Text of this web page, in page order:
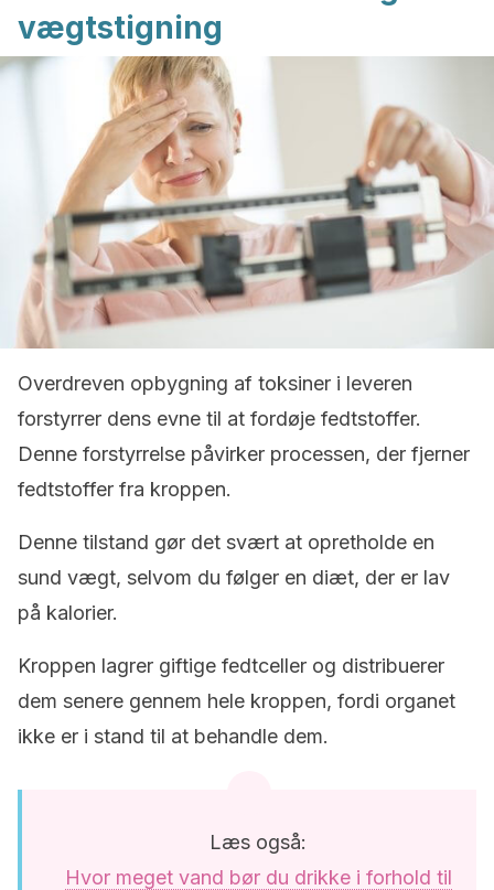
vægtstigning
Overdreven opbygning af toksiner i leveren
forstyrrer dens evne til at fordøje fedtstoffer.
Denne forstyrrelse påvirker processen, der fjerner
fedtstoffer fra kroppen.
Denne tilstand gør det svært at opretholde en
sund vægt, selvom du følger en diæt, der er lav
på kalorier.
Kroppen lagrer giftige fedtceller og distribuerer
dem senere gennem hele kroppen, fordi organet
ikke er i stand til at behandle dem.
Læs også:
Hvor meget vand bør du drikke i forhold til